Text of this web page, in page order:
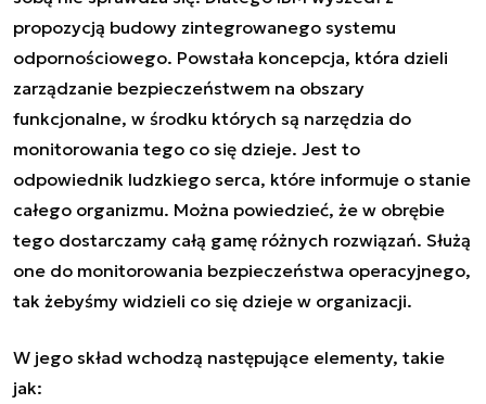
propozycją budowy zintegrowanego systemu
odpornościowego. Powstała koncepcja, która dzieli
zarządzanie bezpieczeństwem na obszary
funkcjonalne, w środku których są narzędzia do
monitorowania tego co się dzieje. Jest to
odpowiednik ludzkiego serca, które informuje o stanie
całego organizmu. Można powiedzieć, że w obrębie
tego dostarczamy całą gamę różnych rozwiązań. Służą
one do monitorowania bezpieczeństwa operacyjnego,
tak żebyśmy widzieli co się dzieje w organizacji.
W jego skład wchodzą następujące elementy, takie
jak: